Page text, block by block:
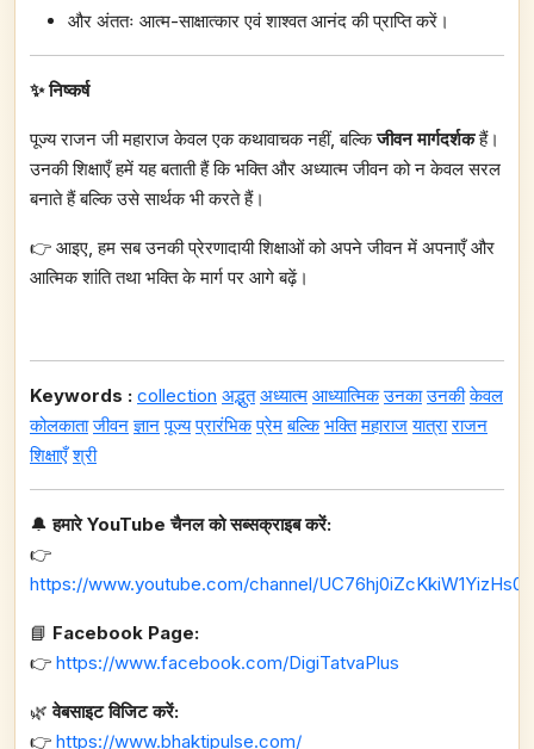
और अंततः आत्म-साक्षात्कार एवं शाश्वत आनंद की प्राप्ति करें।
✨ निष्कर्ष
पूज्य राजन जी महाराज केवल एक कथावाचक नहीं, बल्किजीवन मार्गदर्शकहैं।
उनकी शिक्षाएँ हमें यह बताती हैं कि भक्ति और अध्यात्म जीवन को न केवल सरल
बनाते हैं बल्कि उसे सार्थक भी करते हैं।
👉 आइए, हम सब उनकी प्रेरणादायी शिक्षाओं को अपने जीवन में अपनाएँ और
आत्मिक शांति तथा भक्ति के मार्ग पर आगे बढ़ें।
Keywords : collection अद्भुत अध्यात्म आध्यात्मिक उनका उनकी केवल
कोलकाता जीवन ज्ञान पूज्य प्रारंभिक प्रेम बल्कि भक्ति महाराज यात्रा राजन
शिक्षाएँ श्री
🔔हमारे YouTube चैनल को सब्सक्राइब करें:
👉
https://www.youtube.com/channel/
📘 Facebook Page:
👉 https://www.facebook.com/DigiTatvaPlus
🌿वेबसाइट विजिट करें:
👉 https://www.bhaktipulse.com/